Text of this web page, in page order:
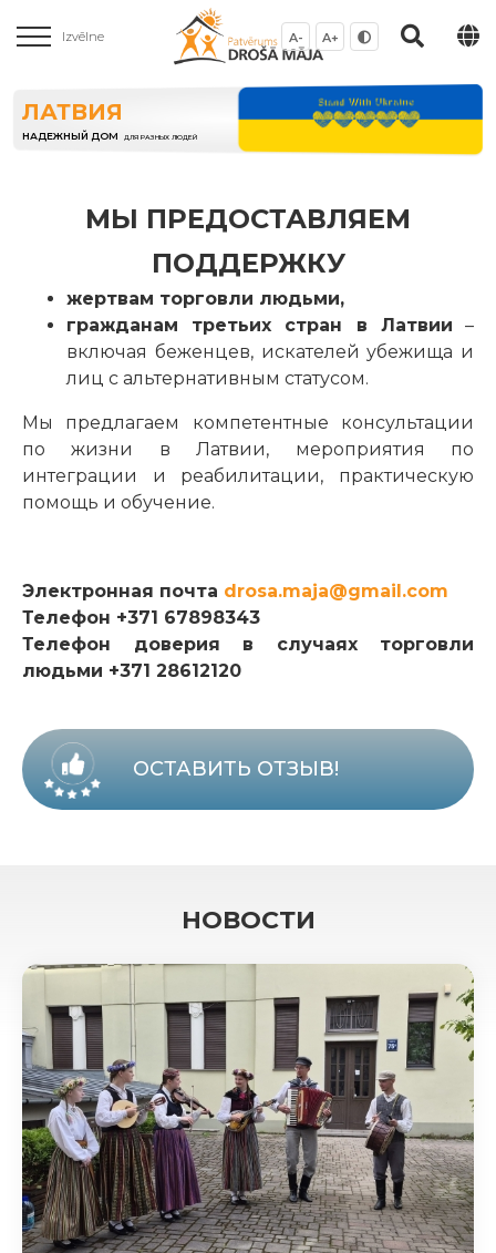
Izvēlne A- A+
ЛАТВИЯ
НАДЕЖНЫЙ ДОМ ДЛЯ РАЗНЫХ ЛЮДЕЙ
МЫ ПРЕДОСТАВЛЯЕМ
ПОДДЕРЖКУ
жертвам торговли людьми,
гражданам третьих стран в Латвии –
включая беженцев, искателей убежища и
лиц с альтернативным статусом.
Мы предлагаем компетентные консультации
по жизни в Латвии, мероприятия по
интеграции и реабилитации, практическую
помощь и обучение.
Электронная почта drosa.maja@gmail.com
Телефон +371 67898343
Телефон доверия в случаях торговли
людьми +371 28612120
ОСТАВИТЬ ОТЗЫВ!
НОВОСТИ